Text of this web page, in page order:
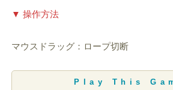
▼ 操作方法
マウスドラッグ：ロープ切断
Play This